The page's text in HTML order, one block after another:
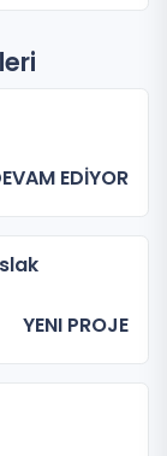
EDİYOR
YENI PROJE